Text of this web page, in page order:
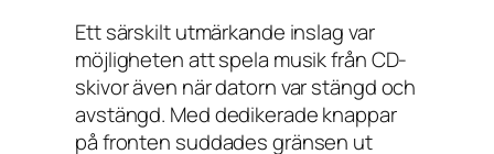
Ett särskilt utmärkande inslag var
möjligheten att spela musik från CD-
skivor även när datorn var stängd och
avstängd. Med dedikerade knappar
på fronten suddades gränsen ut